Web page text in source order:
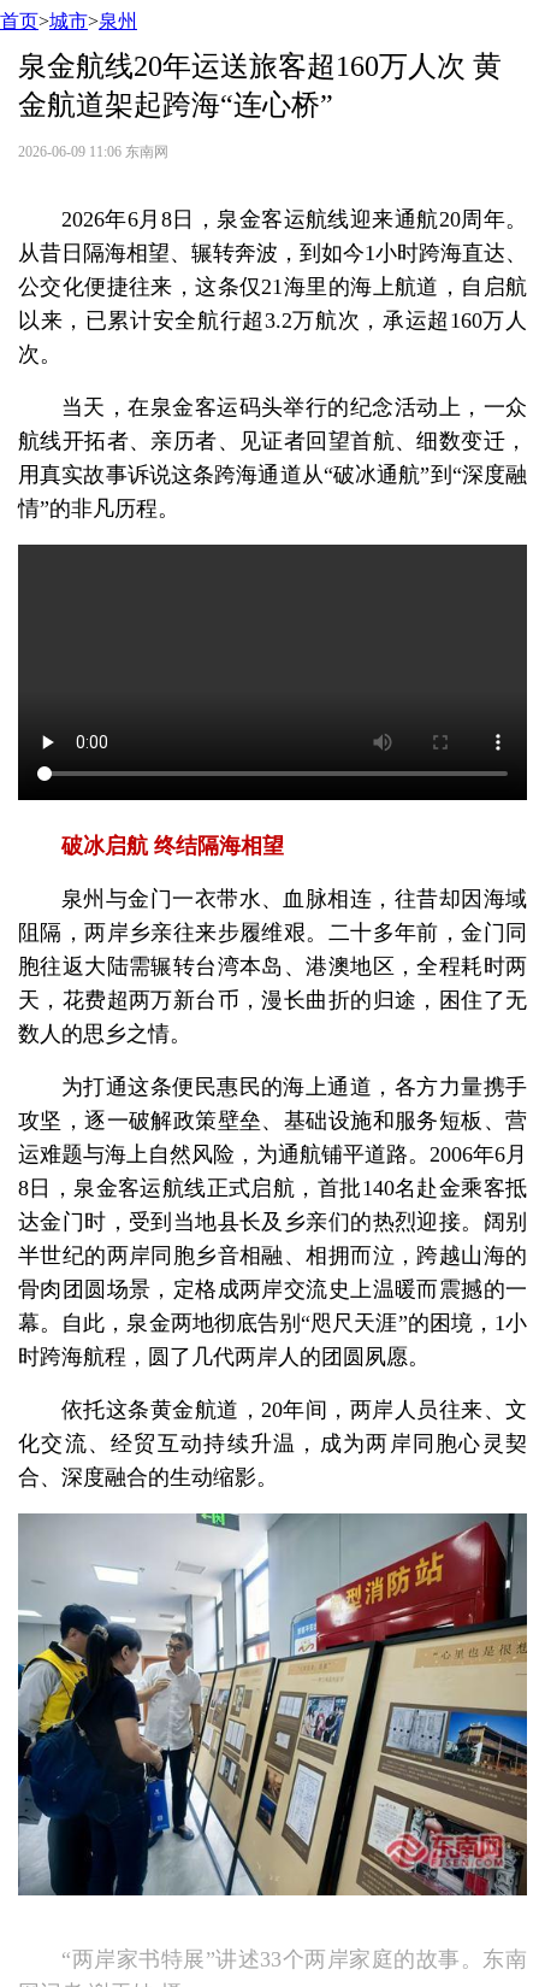
首页>城市>泉州
泉金航线20年运送旅客超160万人次 黄
金航道架起跨海“连心桥”
2026-06-09 11:06 东南网
2026年6月8日，泉金客运航线迎来通航20周年。
从昔日隔海相望、辗转奔波，到如今1小时跨海直达、
公交化便捷往来，这条仅21海里的海上航道，自启航
以来，已累计安全航行超3.2万航次，承运超160万人
次。
当天，在泉金客运码头举行的纪念活动上，一众
航线开拓者、亲历者、见证者回望首航、细数变迁，
用真实故事诉说这条跨海通道从“破冰通航”到“深度融
情”的非凡历程。
破冰启航 终结隔海相望
泉州与金门一衣带水、血脉相连，往昔却因海域
阻隔，两岸乡亲往来步履维艰。二十多年前，金门同
胞往返大陆需辗转台湾本岛、港澳地区，全程耗时两
天，花费超两万新台币，漫长曲折的归途，困住了无
数人的思乡之情。
为打通这条便民惠民的海上通道，各方力量携手
攻坚，逐一破解政策壁垒、基础设施和服务短板、营
运难题与海上自然风险，为通航铺平道路。2006年6月
8日，泉金客运航线正式启航，首批140名赴金乘客抵
达金门时，受到当地县长及乡亲们的热烈迎接。阔别
半世纪的两岸同胞乡音相融、相拥而泣，跨越山海的
骨肉团圆场景，定格成两岸交流史上温暖而震撼的一
幕。自此，泉金两地彻底告别“咫尺天涯”的困境，1小
时跨海航程，圆了几代两岸人的团圆夙愿。
依托这条黄金航道，20年间，两岸人员往来、文
化交流、经贸互动持续升温，成为两岸同胞心灵契
合、深度融合的生动缩影。
“两岸家书特展”讲述33个两岸家庭的故事。东南